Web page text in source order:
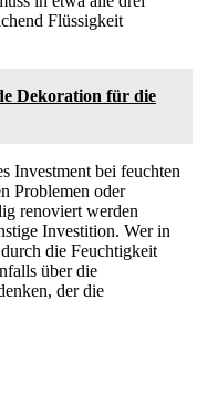
Flüssigkeit
Dekoration für die
Investment bei feuchten
Problemen oder
renoviert werden
Investition. Wer in
die Feuchtigkeit
über die
der die